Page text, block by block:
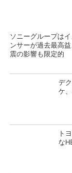
ソニーグループは
ンサーが過去最高
震の影響も限定的
デ
ケ
ト
な